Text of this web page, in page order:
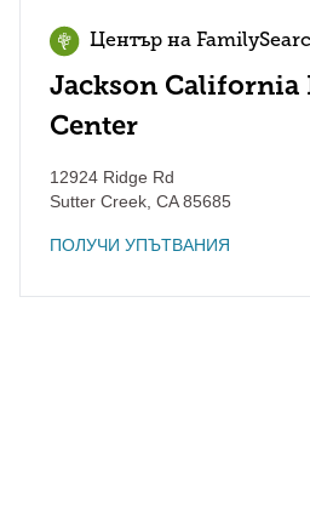
Център на
Jackson California
Center
12924 Ridge Rd
Sutter Creek CA85685
ПОЛУЧИ УПЪТВАНИЯ